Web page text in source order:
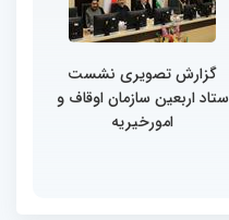
گزارش تصویری نشست
ستاد اربعین سازمان اوقاف و
امورخیریه